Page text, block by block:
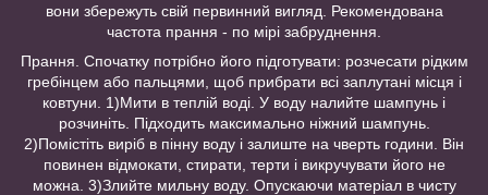
вони збережуть свій первинний вигляд. Рекомендована
частота прання - по мірі забруднення.
Прання. Спочатку потрібно його підготувати: розчесати рідким
гребінцем або пальцями, щоб прибрати всі заплутані місця і
ковтуни. 1)Мити в теплій воді. У воду налийте шампунь і
розчиніть. Підходить максимально ніжний шампунь.
2)Помістіть виріб в пінну воду і залиште на чверть години. Він
повинен відмокати, стирати, терти і викручувати його не
можна. 3)Злийте мильну воду. Опускаючи матеріал в чисту